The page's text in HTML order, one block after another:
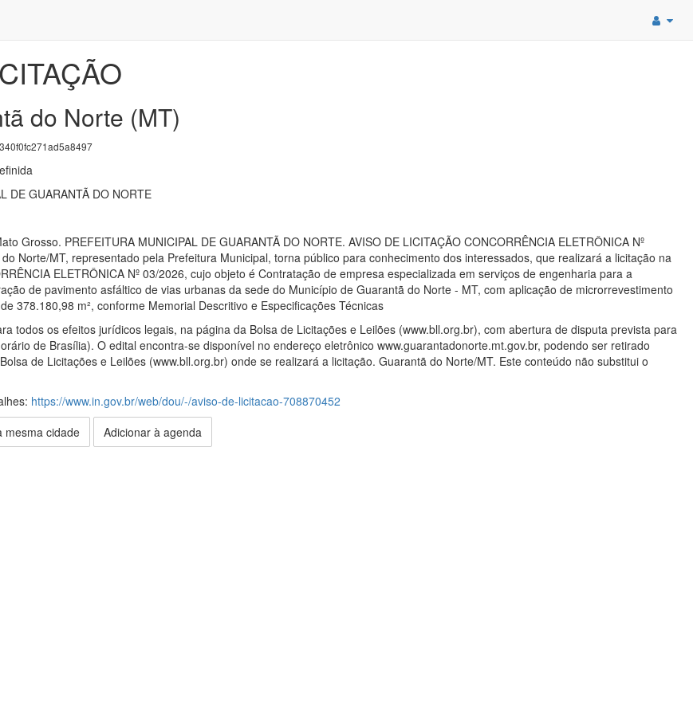
do Norte (MT)
DE GUARANTÃ DO NORTE
Grosso. PREFEITURA MUNICIPAL DE GUARANTÃ DO NORTE. AVISO DE LICITAÇÃO CONCORRÊNCIA ELETRÔNICA Nº
Norte/MT, representado pela Prefeitura Municipal, torna público para conhecimento dos interessados, que realizará a licitação na
ELETRÔNICA Nº 03/2026, cujo objeto é Contratação de empresa especializada em serviços de engenharia para a
de pavimento asfáltico de vias urbanas da sede do Município de Guarantã do Norte - MT, com aplicação de microrrevestimento
378.180,98 m², conforme Memorial Descritivo e Especificações Técnicas
todos os efeitos jurídicos legais, na página da Bolsa de Licitações e Leilões (www.bll.org.br), com abertura de disputa prevista para
de Brasília). O edital encontra-se disponível no endereço eletrônico www.guarantadonorte.mt.gov.br, podendo ser retirado
de Licitações e Leilões (www.bll.org.br) onde se realizará a licitação. Guarantã do Norte/MT. Este conteúdo não substitui o
https://www.in.gov.br/web/dou/-/aviso-de-licitacao-708870452
mesma cidade Adicionar à agenda